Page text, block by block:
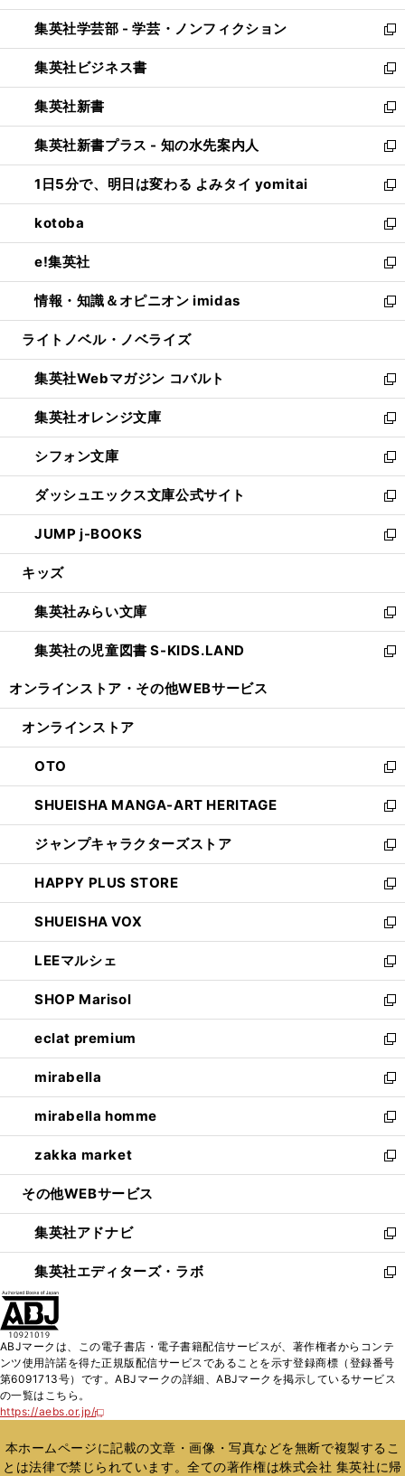
開
く
ウ
で
開
く
ン
ド
ウ
で
開
く
ウ
ィ
ン
ド
ウ
で
開
く
集英社学芸部 - 学芸・ノンフィクション
新
し
い
ウ
ィ
ン
ド
ウ
で
開
く
集英社ビジネス書
新
し
い
ウ
ィ
ン
ド
ウ
で
開
く
集英社新書
新
し
い
ウ
ィ
ン
ド
ウ
で
開
く
集英社新書プラス - 知の水先案内人
新
し
い
ウ
ィ
ン
ド
ウ
で
開
1日5分で、明日は変わる よみタイ yomitai
新
し
い
ウ
ィ
ン
ド
ウ
開
く
kotoba
新
し
い
ウ
ィ
ン
ウ
で
開
く
e!集英社
新
し
い
ウ
ン
ド
ウ
で
開
く
情報・知識＆オピニオン imidas
新
し
ウ
ィ
ン
ド
ウ
で
開
く
ライトノベル・ノベライズ
集英社Webマガジン コバルト
新
し
い
ウ
ィ
ン
ド
ウ
で
開
集英社オレンジ文庫
新
し
い
ウ
ィ
ン
ド
ウ
開
く
シフォン文庫
新
し
い
ウ
ィ
ン
ウ
で
開
く
ダッシュエックス文庫公式サイト
新
し
い
ウ
ン
ド
ウ
で
JUMP j-BOOKS
新
し
ウ
ィ
ン
ド
開
キッズ
集英社みらい文庫
新
し
い
ン
ウ
で
開
く
集英社の児童図書 S-KIDS.LAND
新
ウ
ン
ド
ウ
で
開
く
オンラインストア・ その他WEBサービス
オンラインストア
OTO
新
し
い
ウ
ィ
ン
ド
ウ
で
開
く
SHUEISHA MANGA-ART HERITAGE
新
し
い
ウ
ィ
ン
ド
ウ
で
開
く
ジャンプキャラクターズストア
新
し
い
ウ
ィ
ン
ド
ウ
で
開
く
HAPPY PLUS STORE
新
し
い
ウ
ィ
ン
ド
ウ
で
開
く
SHUEISHA VOX
新
し
い
ウ
ィ
ン
ド
ウ
で
開
く
LEEマルシェ
新
し
い
ウ
ィ
ン
ド
ウ
で
開
く
SHOP Marisol
新
し
い
ウ
ィ
ン
ド
ウ
で
開
eclat premium
新
し
い
ウ
ィ
ン
ド
ウ
開
く
mirabella
新
し
い
ウ
ィ
ン
ウ
で
開
く
mirabella homme
新
し
い
ウ
ン
ド
ウ
で
zakka market
新
し
ウ
ィ
ン
ド
く
その他WEBサービス
集英社アドナビ
新
し
い
ド
ウ
で
集英社エディターズ・ラボ
新
ィ
ン
開
く
ABJマークは、この電子書店・電子書籍配信サービスが、著作権者からコンテ
ンツ使用許諾を得た正規版配信サービスであることを示す登録商標（登録番号
第6091713号）です。ABJマークの詳細、ABJマークを掲示しているサービス
の一覧はこちら。
https://aebs.or.jp/
新
い
ウ
ィ
本ホームページに記載の文章・画像・写真などを無断で複製するこ
とは法律で禁じられています。全ての著作権は株式会社 集英社に帰